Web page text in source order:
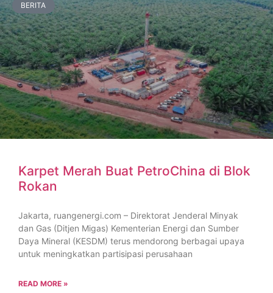
BERITA
Karpet Merah Buat PetroChina di Blok
Rokan
Jakarta, ruangenergi.com – Direktorat Jenderal Minyak
dan Gas (Ditjen Migas) Kementerian Energi dan Sumber
Daya Mineral (KESDM) terus mendorong berbagai upaya
untuk meningkatkan partisipasi perusahaan
READ MORE »